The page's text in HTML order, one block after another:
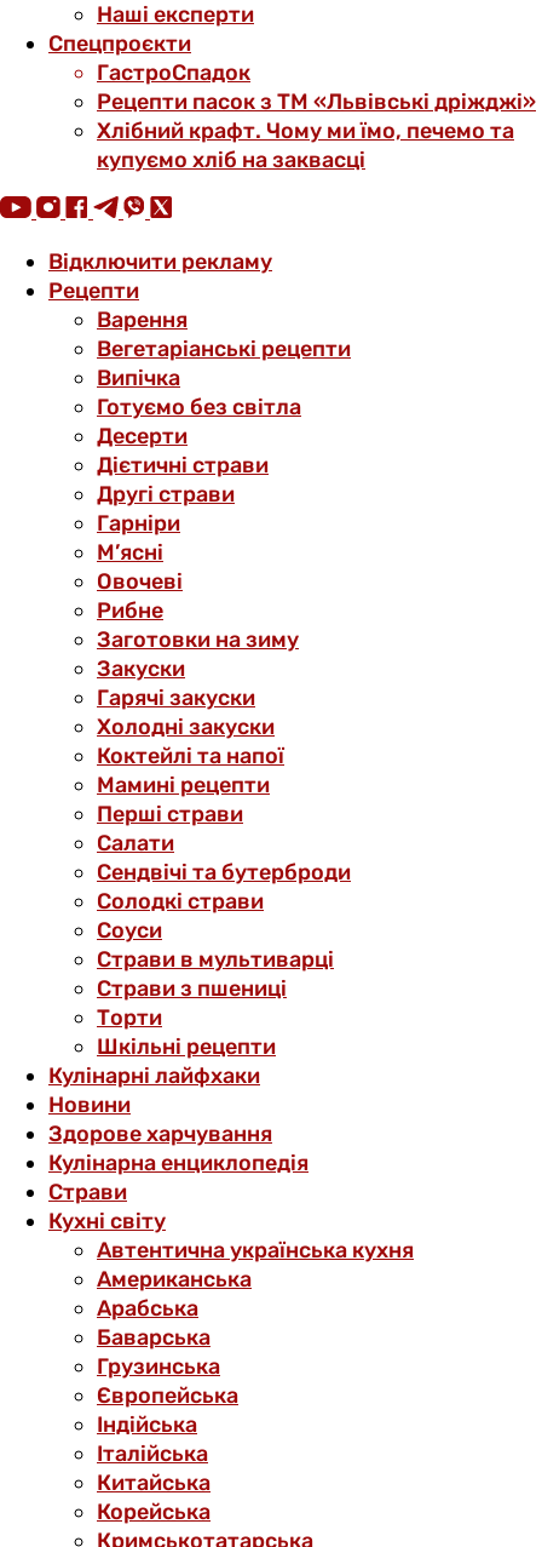
Наші експерти
Спецпроєкти
ГастроСпадок
Рецепти пасок з ТМ «Львівські дріжджі»
Хлібний крафт. Чому ми їмо, печемо та
купуємо хліб на заквасці
Відключити рекламу
Рецепти
Варення
Вегетаріанські рецепти
Випічка
Готуємо без світла
Десерти
Дієтичні страви
Другі страви
Гарніри
М’ясні
Овочеві
Рибне
Заготовки на зиму
Закуски
Гарячі закуски
Холодні закуски
Коктейлі та напої
Мамині рецепти
Перші страви
Салати
Сендвічі та бутерброди
Солодкі страви
Соуси
Страви в мультиварці
Страви з пшениці
Торти
Шкільні рецепти
Кулінарні лайфхаки
Новини
Здорове харчування
Кулінарна енциклопедія
Страви
Кухні світу
Автентична українська кухня
Американська
Арабська
Баварська
Грузинська
Європейська
Індійська
Італійська
Китайська
Корейська
Кримськотатарська